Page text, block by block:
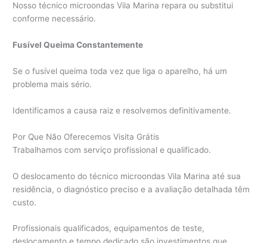
Nosso técnico microondas Vila Marina repara ou substitui
conforme necessário.
Fusível Queima Constantemente
Se o fusível queima toda vez que liga o aparelho, há um
problema mais sério.
Identificamos a causa raiz e resolvemos definitivamente.
Por Que Não Oferecemos Visita Grátis
Trabalhamos com serviço profissional e qualificado.
O deslocamento do técnico microondas Vila Marina até sua
residência, o diagnóstico preciso e a avaliação detalhada têm
custo.
Profissionais qualificados, equipamentos de teste,